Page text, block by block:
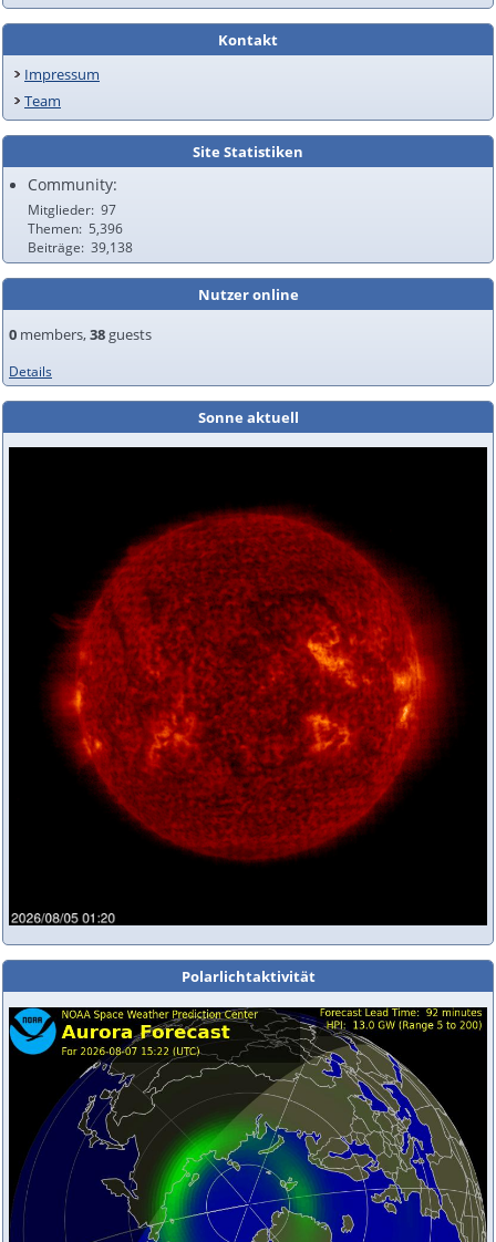
Kontakt
Impressum
Team
Site Statistiken
Community:
Mitglieder 97
Themen 5,396
Beiträge 39,138
Nutzer online
0 members,38 guests
Details
Sonne aktuell
Polarlichtaktivität